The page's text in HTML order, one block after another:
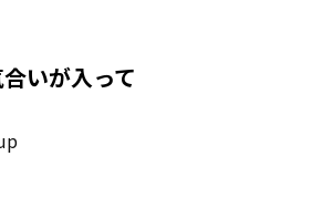
いが入って